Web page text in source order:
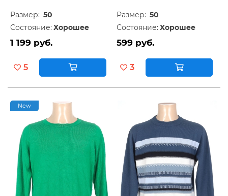
Размер: 50
Состояние: Хорошее
1 199 руб.
5
Размер: 50
Состояние: Хорошее
599 руб.
3
New